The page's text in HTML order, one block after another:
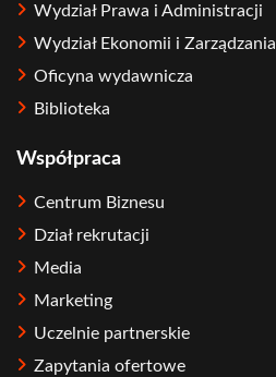
Wydział Prawa i Administracji
Wydział Ekonomii i Zarządzania
Oficyna wydawnicza
Biblioteka
Współpraca
Centrum Biznesu
Dział rekrutacji
Media
Marketing
Uczelnie partnerskie
Zapytania ofertowe